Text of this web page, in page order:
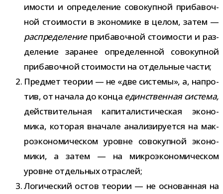
и­мо­сти и опре­де­ле­ние сово­куп­ной при­ба­воч­
ной сто­и­мо­сти в эко­но­мике в целом, затем —
рас­пре­де­ле­ниепри­ба­воч­ной сто­и­мо­сти и раз­
де­ле­ние зара­нее опре­де­лен­ной сово­куп­ной
при­ба­воч­ной сто­и­мо­сти на отдель­ные части;
Предмет тео­рии — не «две системы», а, напро­
тив, от начала до конца един­ствен­ная система,
дей­стви­тель­ная капи­та­ли­сти­че­ская эко­но­
мика, кото­рая вна­чале ана­ли­зи­ру­ется на мак­
ро­эко­но­ми­че­ском уровне сово­куп­ной эко­но­
мики, а затем — на мик­ро­эко­но­ми­че­ском
уровне отдель­ных отраслей;
Логический остов тео­рии — не осно­ван­ная на